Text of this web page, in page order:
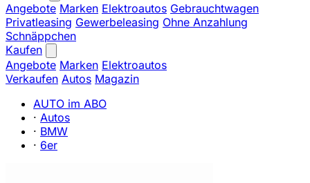
Angebote Marken Elektroautos Gebrauchtwagen
Privatleasing Gewerbeleasing Ohne Anzahlung
Schnäppchen
Kaufen
Angebote Marken Elektroautos
Verkaufen Autos Magazin
AUTO im ABO
· Autos
· BMW
· 6er